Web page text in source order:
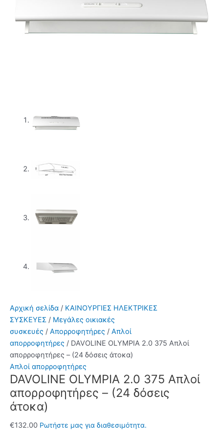
Αρχική σελίδα / ΚΑΙΝΟΥΡΓΙΕΣ ΗΛΕΚΤΡΙΚΕΣ
ΣΥΣΚΕΥΕΣ / Μεγάλες οικιακές
συσκευές / Απορροφητήρες / Απλοί
απορροφητήρες / DAVOLINE OLYMPIA 2.0 375 Απλοί
απορροφητήρες – (24 δόσεις άτοκα)
Απλοί απορροφητήρες
DAVOLINE OLYMPIA 2.0 375 Απλοί
απορροφητήρες – (24 δόσεις
άτοκα)
€132.00 Ρωτήστε μας για διαθεσιμότητα.